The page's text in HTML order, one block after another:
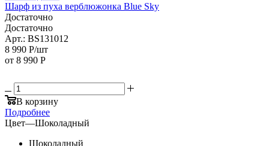
Шарф из пуха верблюжонка Blue Sky
Достаточно
Достаточно
Арт.: BS131012
8 990 Р/шт
от 8 990 Р
В корзину
Подробнее
Цвет—Шоколадный
Шоколадный